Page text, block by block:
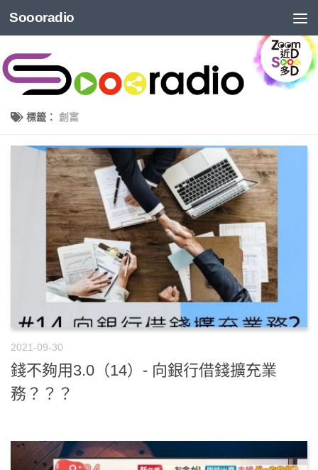
Soooradio
標籤： 創富
2021-09-30
錢不夠用3.0（14）- 向銀行借錢擴充業
務？？？